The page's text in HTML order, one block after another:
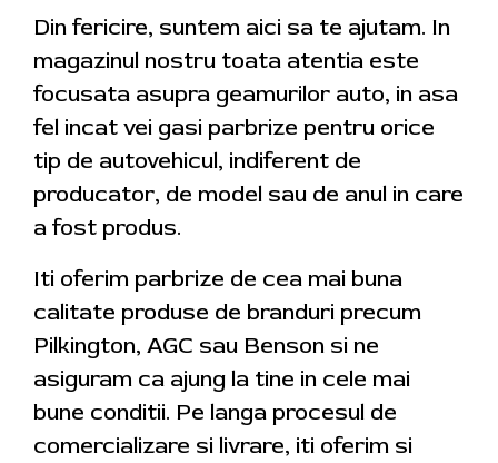
Din fericire, suntem aici sa te ajutam. In
magazinul nostru toata atentia este
focusata asupra geamurilor auto, in asa
fel incat vei gasi parbrize pentru orice
tip de autovehicul, indiferent de
producator, de model sau de anul in care
a fost produs.
Iti oferim parbrize de cea mai buna
calitate produse de branduri precum
Pilkington, AGC sau Benson si ne
asiguram ca ajung la tine in cele mai
bune conditii. Pe langa procesul de
comercializare si livrare, iti oferim si